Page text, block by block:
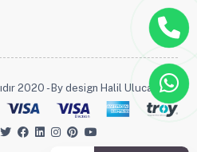
2020 - By design Halil Ulucak